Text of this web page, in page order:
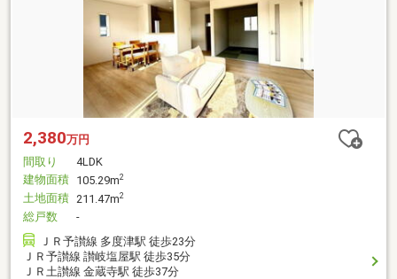
2,380万円
間取り
4LDK
建物面積 105.29m2
土地面積 211.47m2
総戸数
-
ＪＲ予讃線 多度津駅 徒歩23分
ＪＲ予讃線 讃岐塩屋駅 徒歩35分
ＪＲ土讃線 金蔵寺駅 徒歩37分